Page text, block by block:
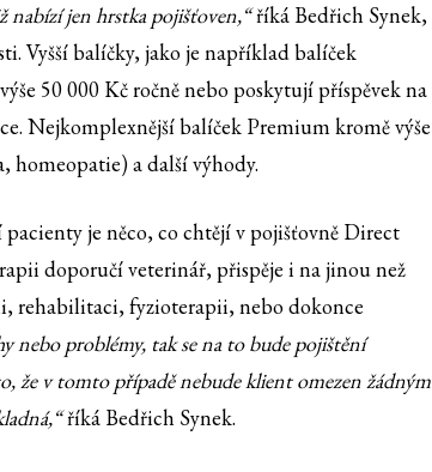
jen hrstka pojišťoven,“říká Bedřich Synek,
Vyšší balíčky, jako je například balíček
50 000 Kč ročně nebo poskytují příspěvek na
Nejkomplexnější balíček Premium kromě výše
a další výhody.
je něco, co chtějí v pojišťovně Direct
doporučí veterinář, přispěje i na jinou než
rehabilitaci, fyzioterapii, nebo dokonce
nebo problémy, tak se na to bude pojištění
že v tomto případě nebude klient omezen žádným
říká Bedřich Synek.